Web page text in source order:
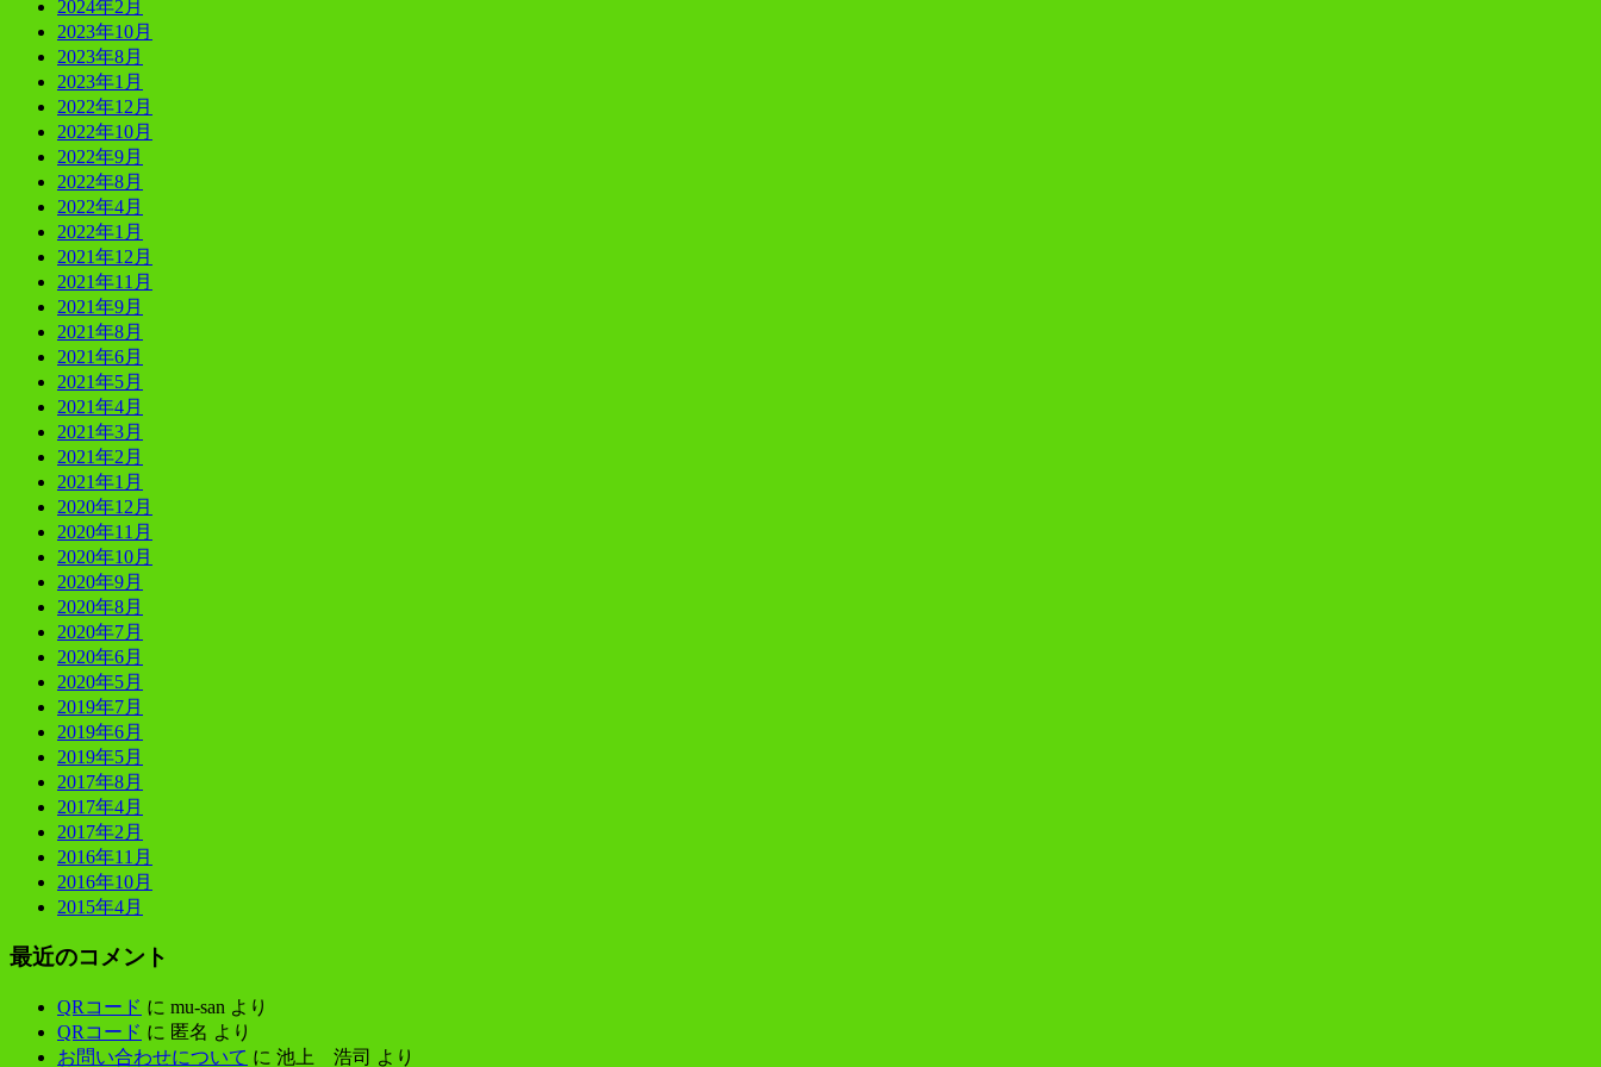
2024年2月
2023年10月
2023年8月
2023年1月
2022年12月
2022年10月
2022年9月
2022年8月
2022年4月
2022年1月
2021年12月
2021年11月
2021年9月
2021年8月
2021年6月
2021年5月
2021年4月
2021年3月
2021年2月
2021年1月
2020年12月
2020年11月
2020年10月
2020年9月
2020年8月
2020年7月
2020年6月
2020年5月
2019年7月
2019年6月
2019年5月
2017年8月
2017年4月
2017年2月
2016年11月
2016年10月
2015年4月
最近のコメント
QRコード に mu-san より
QRコード に 匿名 より
お問い合わせについて に 池上 浩司 より